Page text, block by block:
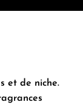
et de niche.